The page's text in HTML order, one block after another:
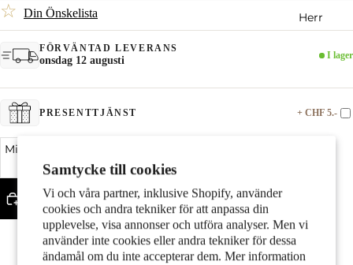
Samtycke till cookies
Vi och våra partner, inklusive Shopify, använder
cookies och andra tekniker för att anpassa din
upplevelse, visa annonser och utföra analyser. Men vi
använder inte cookies eller andra tekniker för dessa
ändamål om du inte accepterar dem. Mer information
Herr
☆ Din Önskelista
FÖRVÄNTAD LEVERANS
onsdag 12 augusti I lager
PRESENTTJÄNST + CHF 5.-
Minska kvantitet
Lägg till i varukorgen
Fler betalningsalternativ
Fint silver med stämpel 925